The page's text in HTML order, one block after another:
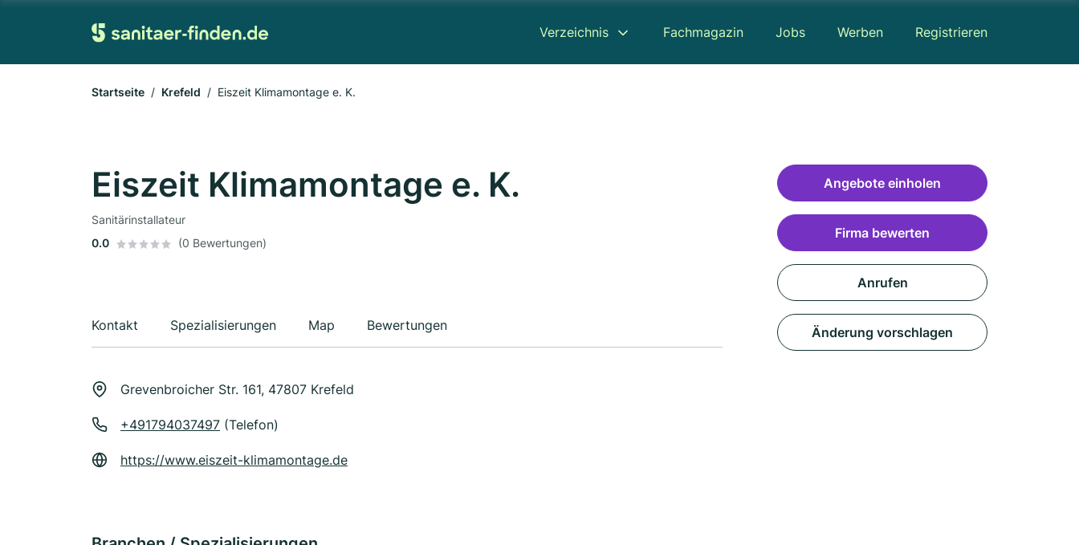
Verzeichnis Fachmagazin Jobs Werben Registrieren
Startseite Krefeld Eiszeit Klimamontage e. K.
Eiszeit Klimamontage e. K.
Sanitärinstallateur
0.0
(0 Bewertungen)
Kontakt Spezialisierungen Map Bewertungen
Grevenbroicher Str. 161, 47807 Krefeld
+491794037497 (Telefon)
https://www.eiszeit-klimamontage.de
Angebote einholen
Firma bewerten
Anrufen
Änderung vorschlagen